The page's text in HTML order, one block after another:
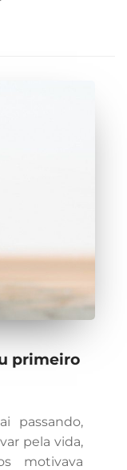
primeiro
passando,
pela vida,
motivava